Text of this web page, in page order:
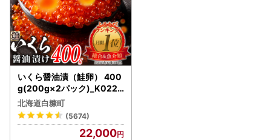
いくら醤油漬（鮭卵） 400
g(200g×2パック)_K022-
1676
北海道白糠町
(5674)
22,000